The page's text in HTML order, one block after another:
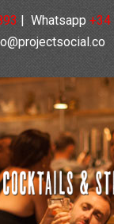
| Whatsapp +34